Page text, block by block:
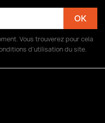
Vous trouverez pour cela
d'utilisation du site.